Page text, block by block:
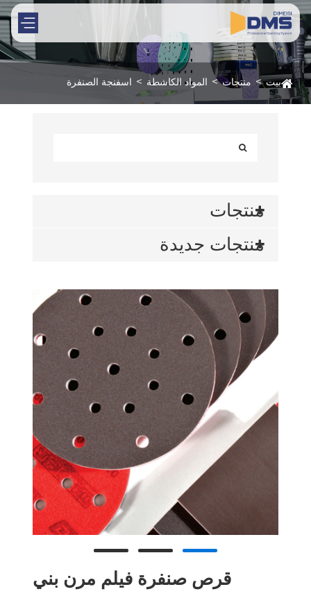
بيت منتجات المواد الكاشطة اسفنجة الصنفرة
منتجات
منتجات جديدة
قرص صنفرة فيلم مرن بني